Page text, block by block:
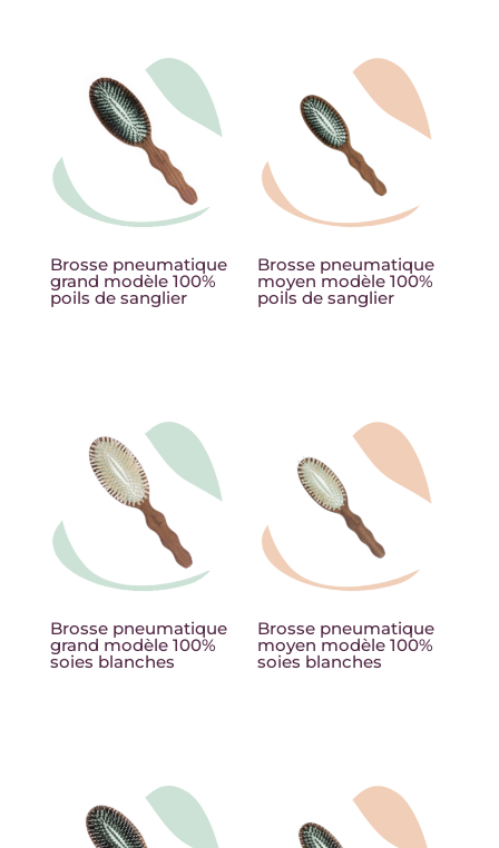
Brosse pneumatique
grand modèle 100%
poils de sanglier
Brosse pneumatique
moyen modèle 100%
poils de sanglier
Brosse pneumatique
grand modèle 100%
soies blanches
Brosse pneumatique
moyen modèle 100%
soies blanches